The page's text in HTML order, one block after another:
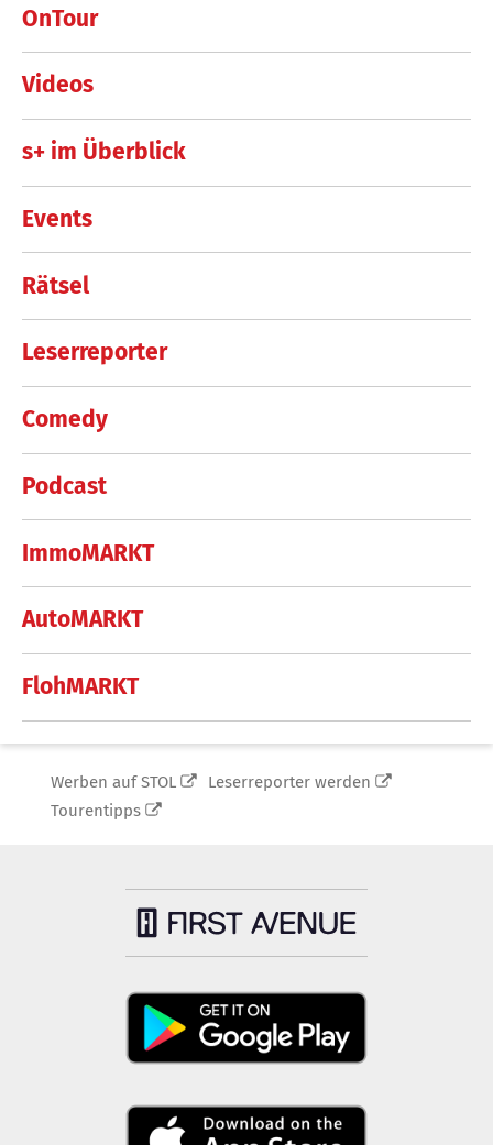
OnTour
Videos
s+ im Überblick
Events
Rätsel
Leserreporter
Comedy
Podcast
ImmoMARKT
AutoMARKT
FlohMARKT
Werben auf STOL
Leserreporter werden
Tourentipps